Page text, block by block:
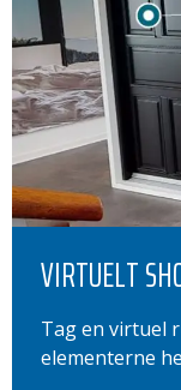
VIRTUELT
Tag en virtuel
elementerne